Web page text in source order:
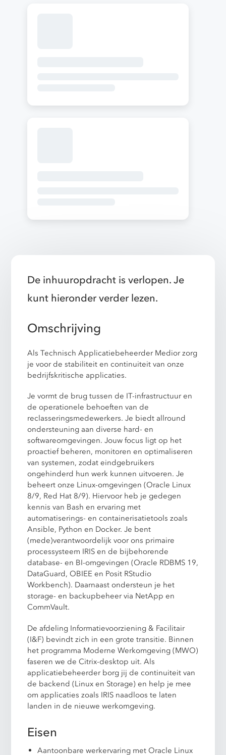
De inhuuropdracht is verlopen. Je
kunt hieronder verder lezen.
Omschrijving
Als Technisch Applicatiebeheerder Medior zorg
je voor de stabiliteit en continuiteit van onze
bedrijfskritische applicaties.
Je vormt de brug tussen de IT-infrastructuur en
de operationele behoeften van de
reclasseringsmedewerkers. Je biedt allround
ondersteuning aan diverse hard- en
softwareomgevingen. Jouw focus ligt op het
proactief beheren, monitoren en optimaliseren
van systemen, zodat eindgebruikers
ongehinderd hun werk kunnen uitvoeren. Je
beheert onze Linux-omgevingen (Oracle Linux
8/9, Red Hat 8/9). Hiervoor heb je gedegen
kennis van Bash en ervaring met
automatiserings- en containerisatietools zoals
Ansible, Python en Docker. Je bent
(mede)verantwoordelijk voor ons primaire
processysteem IRIS en de bijbehorende
database- en BI-omgevingen (Oracle RDBMS 19,
DataGuard, OBIEE en Posit RStudio
Workbench). Daarnaast ondersteun je het
storage- en backupbeheer via NetApp en
CommVault.
De afdeling Informatievoorziening & Facilitair
(I&F) bevindt zich in een grote transitie. Binnen
het programma Moderne Werkomgeving (MWO)
faseren we de Citrix-desktop uit. Als
applicatiebeheerder borg jij de continuiteit van
de backend (Linux en Storage) en help je mee
om applicaties zoals IRIS naadloos te laten
landen in de nieuwe werkomgeving.
Eisen
Aantoonbare werkervaring met Oracle Linux